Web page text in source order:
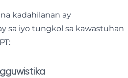
kadahilanan ay
sa iyo tungkol sa kawastuhan